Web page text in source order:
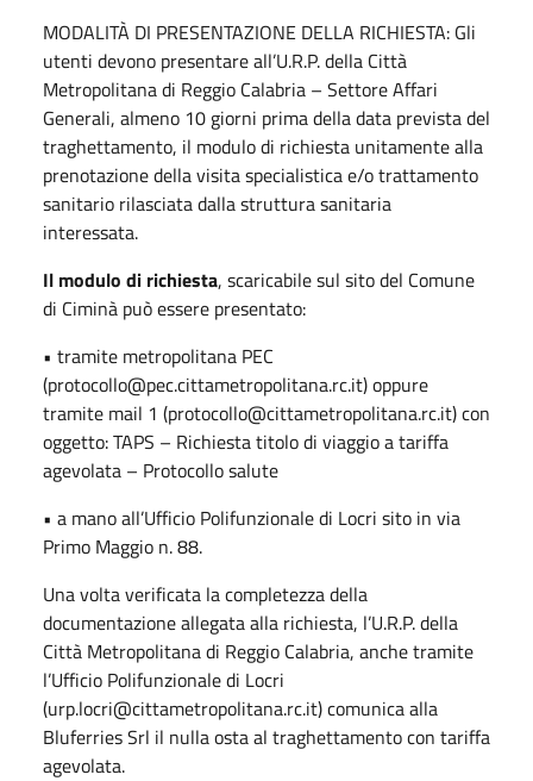
MODALITÀ DI PRESENTAZIONE DELLA RICHIESTA: Gli
utenti devono presentare all’U.R.P. della Città
Metropolitana di Reggio Calabria – Settore Affari
Generali, almeno 10 giorni prima della data prevista del
traghettamento, il modulo di richiesta unitamente alla
prenotazione della visita specialistica e/o trattamento
sanitario rilasciata dalla struttura sanitaria
interessata.
Il modulo di richiesta, scaricabile sul sito del Comune
di Ciminà può essere presentato:
• tramite metropolitana PEC
(protocollo@pec.cittametropolitana.rc.it) oppure
tramite mail 1 (protocollo@cittametropolitana.rc.it) con
oggetto: TAPS – Richiesta titolo di viaggio a tariffa
agevolata – Protocollo salute
• a mano all’Ufficio Polifunzionale di Locri sito in via
Primo Maggio n. 88.
Una volta verificata la completezza della
documentazione allegata alla richiesta, l’U.R.P. della
Città Metropolitana di Reggio Calabria, anche tramite
l’Ufficio Polifunzionale di Locri
(urp.locri@cittametropolitana.rc.it) comunica alla
Bluferries Srl il nulla osta al traghettamento con tariffa
agevolata.